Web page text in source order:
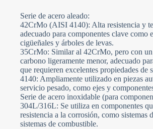
Serie de acero aleado:
42CrMo (AISI 4140): Alta resistencia y
adecuado para componentes clave como
cigüeñales y árboles de levas.
35CrMo: Similar al 42CrMo, pero con
carbono ligeramente menor, adecuado
que requieren excelentes propiedades de
4140: Ampliamente utilizado en piezas
servicio pesado, como ejes y
Serie de acero inoxidable (para
304L/316L: Se utiliza en componentes
resistencia a la corrosión, como sistemas
sistemas de combustible.